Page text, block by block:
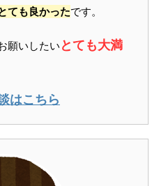
ても良かったです。
願いしたい とても大満
はこちら